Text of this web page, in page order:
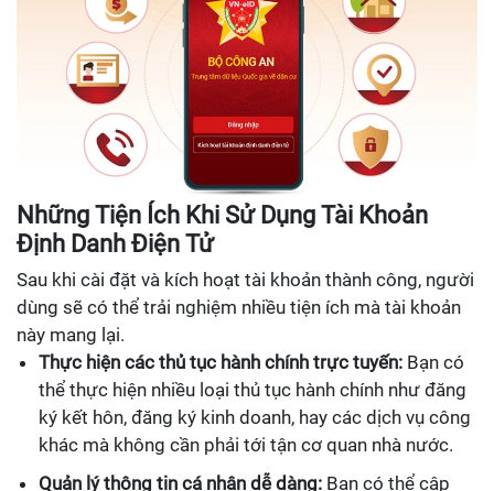
Những Tiện Ích Khi Sử Dụng Tài Khoản
Định Danh Điện Tử
Sau khi cài đặt và kích hoạt tài khoản thành công, người
dùng sẽ có thể trải nghiệm nhiều tiện ích mà tài khoản
này mang lại.
Thực hiện các thủ tục hành chính trực tuyến: Bạn có
thể thực hiện nhiều loại thủ tục hành chính như đăng
ký kết hôn, đăng ký kinh doanh, hay các dịch vụ công
khác mà không cần phải tới tận cơ quan nhà nước.
Quản lý thông tin cá nhân dễ dàng: Bạn có thể cập